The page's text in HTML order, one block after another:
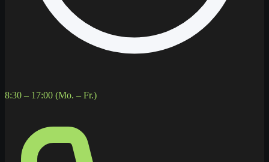
8:30 – 17:00 (Mo. – Fr.)